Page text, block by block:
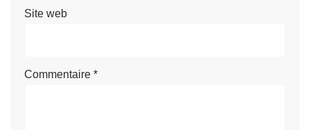
Site web
Commentaire *